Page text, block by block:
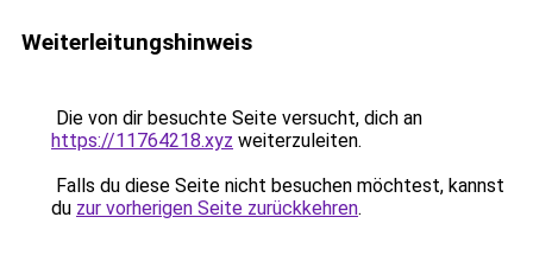
Weiterleitungshinweis
Die von dir besuchte Seite versucht, dich an
https://11764218.xyz weiterzuleiten.
Falls du diese Seite nicht besuchen möchtest, kannst
du zur vorherigen Seite zurückkehren.